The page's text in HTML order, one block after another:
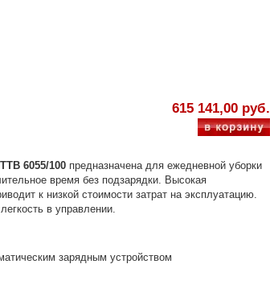
615 141,00 руб.
6055/100 предназначена для ежедневной уборки
время без подзарядки. Высокая
к низкой стоимости затрат на эксплуатацию.
в управлении.
зарядным устройством